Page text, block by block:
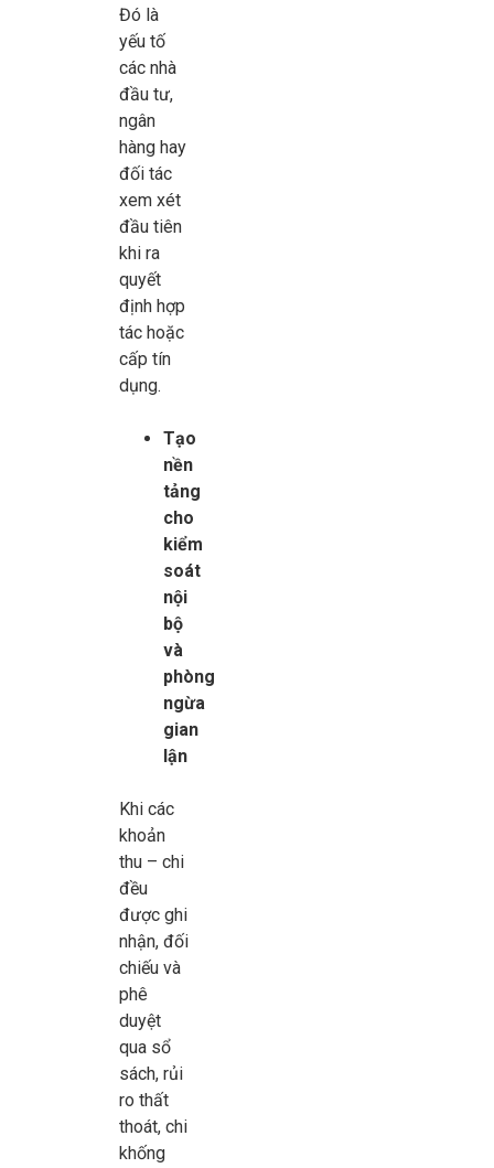
Đó là
yếu tố
các nhà
đầu tư,
ngân
hàng hay
đối tác
xem xét
đầu tiên
khi ra
quyết
định hợp
tác hoặc
cấp tín
dụng.
Tạo
nền
tảng
cho
kiểm
soát
nội
bộ
và
phòng
ngừa
gian
lận
Khi các
khoản
thu – chi
đều
được ghi
nhận, đối
chiếu và
phê
duyệt
qua sổ
sách, rủi
ro thất
thoát, chi
khống